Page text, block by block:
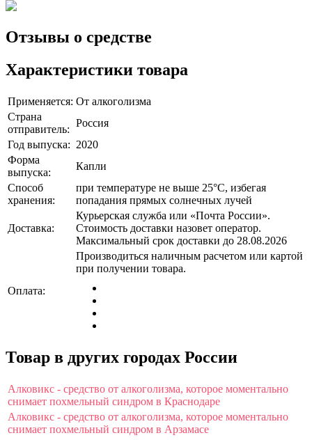
Отзывы о средстве
Характеристики товара
Применяется: От алкоголизма
Страна
отправитель:
Россия
Год выпуска: 2020
Форма
выпуска:
Капли
Способ
хранения:
при температуре не выше 25°C, избегая
попадания прямых солнечных лучей
Доставка:
Курьерская служба или «Почта России».
Стоимость доставки назовет оператор.
Максимальный срок доставки до 28.08.2026
Оплата:
Производиться наличным расчетом или картой
при получении товара.
Товар в других городах России
Алковикс - средство от алкоголизма, которое моментально
снимает похмельный синдром в Краснодаре
Алковикс - средство от алкоголизма, которое моментально
снимает похмельный синдром в Арзамасе